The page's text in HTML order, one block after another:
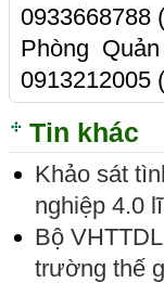
0933668788
Phòng
0913212005
Tin khác
Khảo sát
nghiệp 4.0
Bộ
trường thế